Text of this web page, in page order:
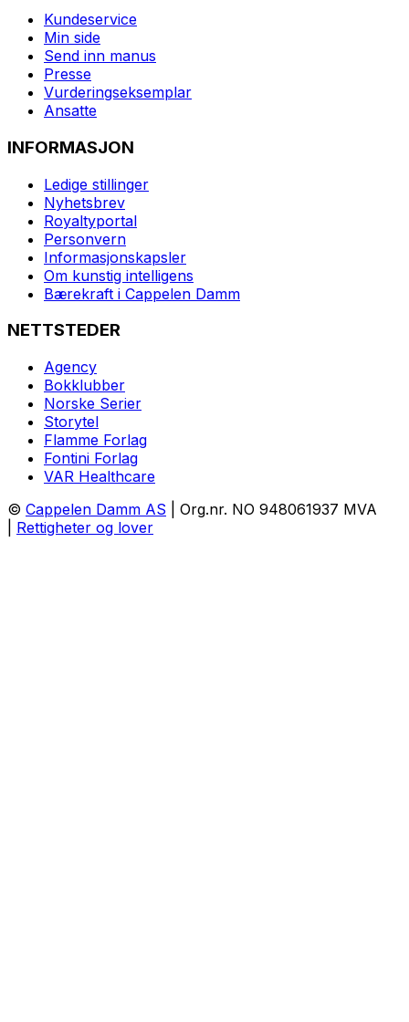
Kundeservice
Min side
Send inn manus
Presse
Vurderingseksemplar
Ansatte
INFORMASJON
Ledige stillinger
Nyhetsbrev
Royaltyportal
Personvern
Informasjonskapsler
Om kunstig intelligens
Bærekraft i Cappelen Damm
NETTSTEDER
Agency
Bokklubber
Norske Serier
Storytel
Flamme Forlag
Fontini Forlag
VAR Healthcare
© Cappelen Damm AS | Org.nr. NO 948061937 MVA
Rettigheter og lover